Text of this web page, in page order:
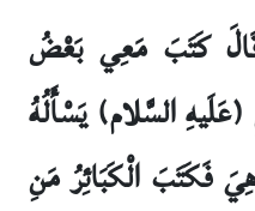
كَتَبَ مَعِي بَعْضُ
السَّلام) يَسْأَلُهُ
فَكَتَبَ الْكَبَائِرُ مَنِ